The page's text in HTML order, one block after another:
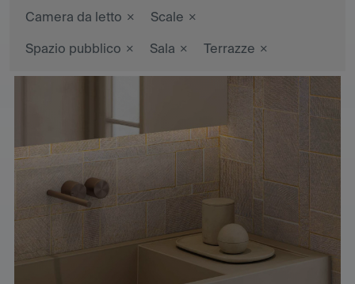
Camera da letto
Scale
Spazio pubblico
Sala Terrazze